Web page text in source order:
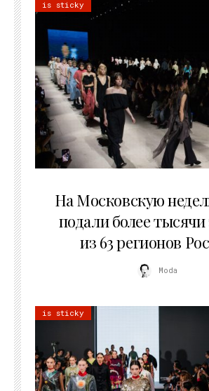
is sticky
На Московскую
подали более тысячи
из 63 регионов
Moda
is sticky